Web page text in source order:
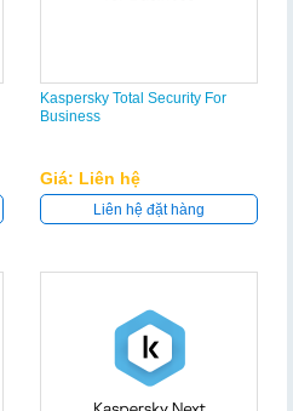
Kaspersky Total Security For
Business
Giá: Liên hệ
Liên hệ đặt hàng